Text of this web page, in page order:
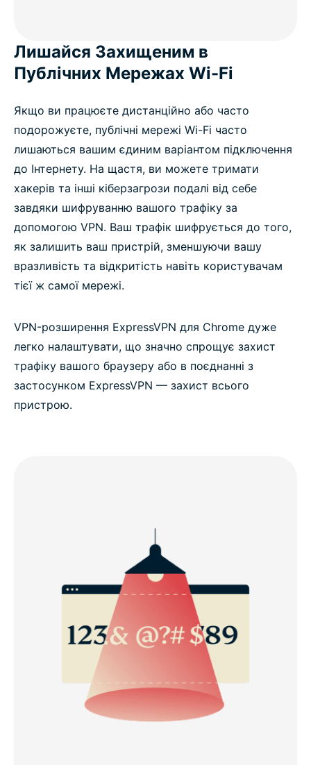
Лишайся Захищеним в
Публічних Мережах Wi-Fi
Якщо ви працюєте дистанційно або часто
подорожуєте, публічні мережі Wi-Fi часто
лишаються вашим єдиним варіантом підключення
до Інтернету. На щастя, ви можете тримати
хакерів та інші кіберзагрози подалі від себе
завдяки шифруванню вашого трафіку за
допомогою VPN. Ваш трафік шифрується до того,
як залишить ваш пристрій, зменшуючи вашу
вразливість та відкритість навіть користувачам
тієї ж самої мережі.
VPN-розширення ExpressVPN для Chrome дуже
легко налаштувати, що значно спрощує захист
трафіку вашого браузеру або в поєднанні з
застосунком ExpressVPN — захист всього
пристрою.